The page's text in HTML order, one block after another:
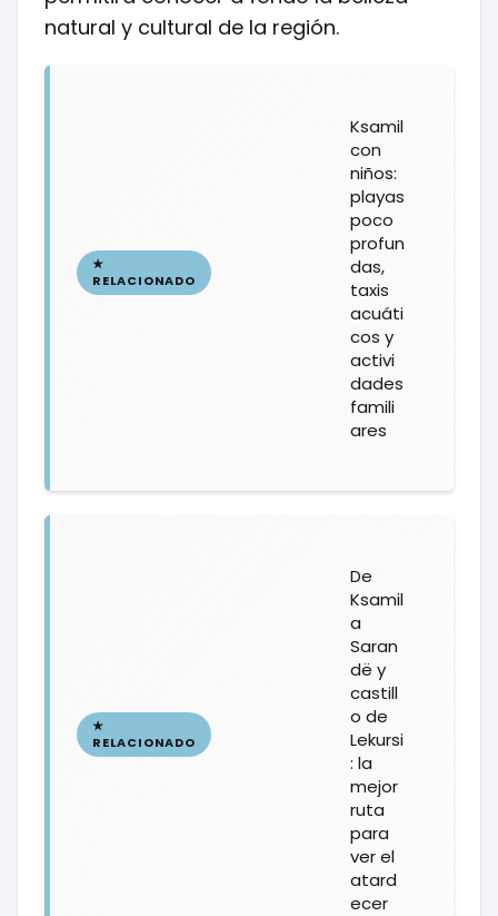
natural y cultural de la región.
Ksamil
con
niños:
playas
poco
profun
das,
taxis
acuáti
cos y
activi
dades
famili
ares
De
Ksamil
a
Saran
dë y
castill
o de
Lekursi
: la
mejor
ruta
para
ver el
atard
ecer